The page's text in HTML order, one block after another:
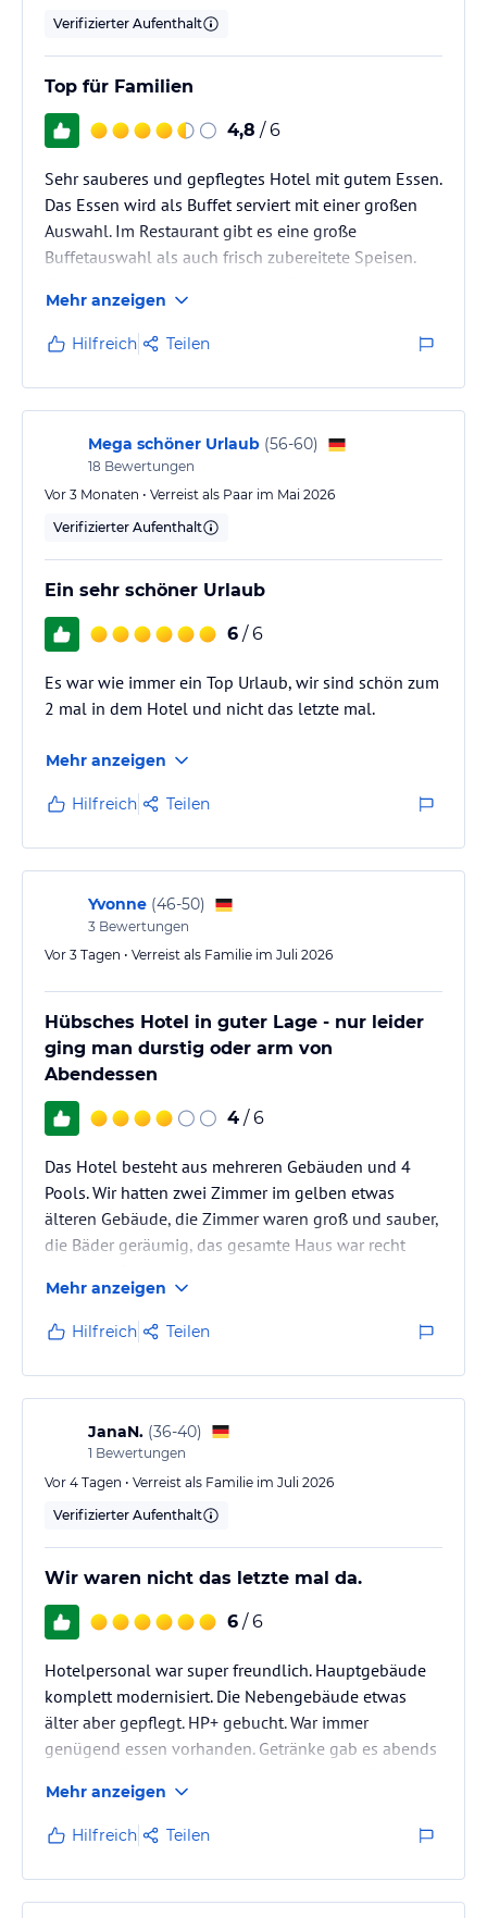
Hinweis:
Verfasst von HolidayCheck mit Hilfe von KI. Alle
Angaben ohne Gewähr. Bitte lies vor der Buchung die
Verifizierter Aufenthalt
Top für Familien
4,8 / 6
Sehr sauberes und gepflegtes Hotel mit gutem Essen.
Das Essen wird als Buffet serviert mit einer großen
Auswahl. Im Restaurant gibt es eine große
Buffetauswahl als auch frisch zubereitete Speisen.
ein Innenpool ist für Badespaß gesorgt. Teils sehr
modern ausgestattet. Im Altbau müssten die Bäder
mal renoviert werden. Der Neubau ist sehr schön.
Sehr viele Familien mit Kindern sind hier vor Ort. Die
Kinder haben hier immer was zu tun!
Mehr anzeigen
Hilfreich Teilen
Mega schöner Urlaub (56-60)
18 Bewertungen
Vor 3 Monaten • Verreist als Paar im Mai 2026
Verifizierter Aufenthalt
Ein sehr schöner Urlaub
6 / 6
Es war wie immer ein Top Urlaub, wir sind schön zum
2 mal in dem Hotel und nicht das letzte mal.
Mehr anzeigen
Hilfreich Teilen
Yvonne (46-50)
3 Bewertungen
Vor 3 Tagen • Verreist als Familie im Juli 2026
Hübsches Hotel in guter Lage - nur leider
ging man durstig oder arm von
Abendessen
4 / 6
Das Hotel besteht aus mehreren Gebäuden und 4
Pools. Wir hatten zwei Zimmer im gelben etwas
älteren Gebäude, die Zimmer waren groß und sauber,
die Bäder geräumig, das gesamte Haus war recht
verfügbar. Das Hotel liegt gut 500 m bergauf etwas
oberhalb vom Gardasee, aus den oberen Etagen
hatte man einen schönen Seeblick. Liegen und
Sonneschirme am Pool sind ausreichend vorhanden.
Mehr anzeigen
Hilfreich Teilen
JanaN. (36-40)
1 Bewertungen
Vor 4 Tagen • Verreist als Familie im Juli 2026
Verifizierter Aufenthalt
Wir waren nicht das letzte mal da.
6 / 6
Hotelpersonal war super freundlich. Hauptgebäude
komplett modernisiert. Die Nebengebäude etwas
älter aber gepflegt. HP+ gebucht. War immer
genügend essen vorhanden. Getränke gab es abends
wären wünschenswert gewesen. Aber alles in allem
super.
Mehr anzeigen
Hilfreich Teilen